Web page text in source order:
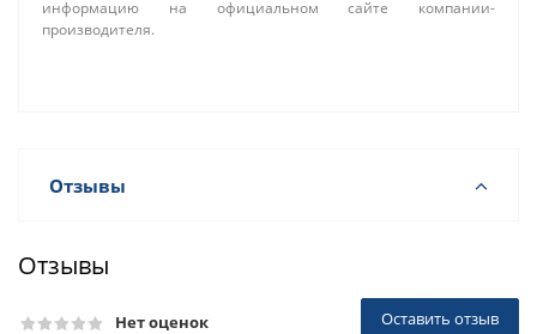
информацию на официальном сайте компании-
производителя.
Отзывы
Отзывы
Нет оценок Оставить отзыв